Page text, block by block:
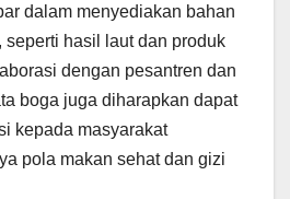
dalam menyediakan bahan
seperti hasil laut dan produk
dengan pesantren dan
boga juga diharapkan dapat
kepada masyarakat
pola makan sehat dan gizi